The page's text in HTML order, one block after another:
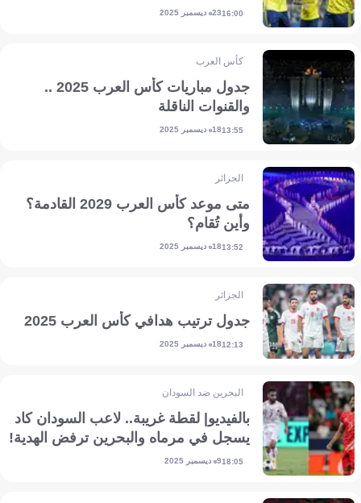
16:0023 ديسمبر 2025
كأس العرب
جدول مباريات كأس العرب 2025 ..
والقنوات الناقلة
13:5518 ديسمبر 2025
الجزائر
متى موعد كأس العرب 2029 القادمة؟
وأين تُقام؟
13:5218 ديسمبر 2025
الجزائر
جدول ترتيب هدافي كأس العرب 2025
12:1318 ديسمبر 2025
البحرين ضد السودان
بالفيديو| لقطة غريبة.. لاعب السودان كاد
يسجل في مرماه والبحرين ترفض الهدية!
18:059 ديسمبر 2025